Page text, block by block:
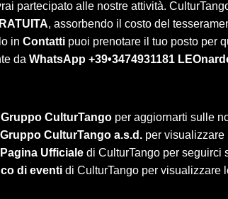
partecipato alle nostre attività.
, assorbendo il costo del
in Contatti puoi prenotare il tuo posto per
da WhatsApp +39•3474931181
CulturTango per aggiornarti sulle
CulturTango a.s.d. per visualizzare
Ufficiale di CulturTango per seguirci
di eventi di CulturTango per visualizzare